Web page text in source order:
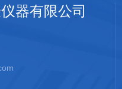
器有限公司